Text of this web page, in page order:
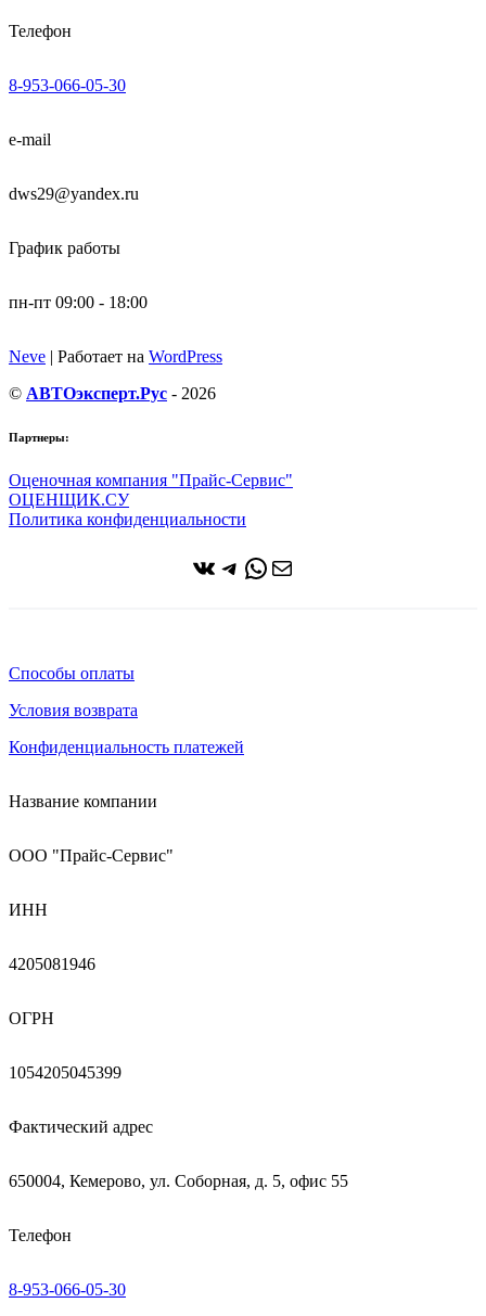
Телефон
8-953-066-05-30
e-mail
dws29@yandex.ru
График работы
пн-пт 09:00 - 18:00
Neve | Работает на WordPress
© АВТОэксперт.Рус - 2026
Партнеры:
Оценочная компания "Прайс-Сервис"
ОЦЕНЩИК.СУ
Политика конфиденциальности
ВКонтакте
Telegram
WhatsApp
Почта
Способы оплаты
Условия возврата
Конфиденциальность платежей
Название компании
ООО "Прайс-Сервис"
ИНН
4205081946
ОГРН
1054205045399
Фактический адрес
650004, Кемерово, ул. Соборная, д. 5, офис 55
Телефон
8-953-066-05-30